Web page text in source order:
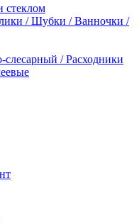
стеклом
/ Шубки / Ванночки /
/ Расходники